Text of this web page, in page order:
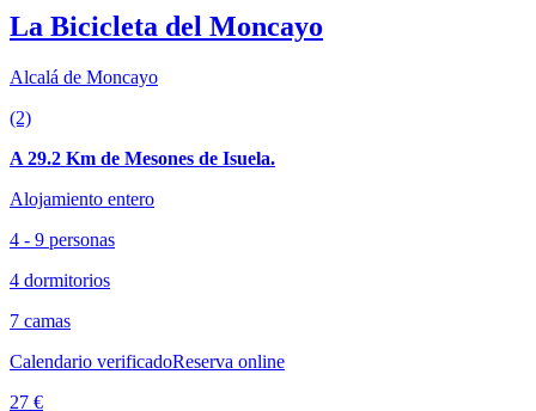
La Bicicleta del Moncayo
Alcalá de Moncayo
(2)
A 29.2 Km de Mesones de Isuela.
Alojamiento entero
4 - 9 personas
4 dormitorios
7 camas
Calendario verificadoReserva online
27 €